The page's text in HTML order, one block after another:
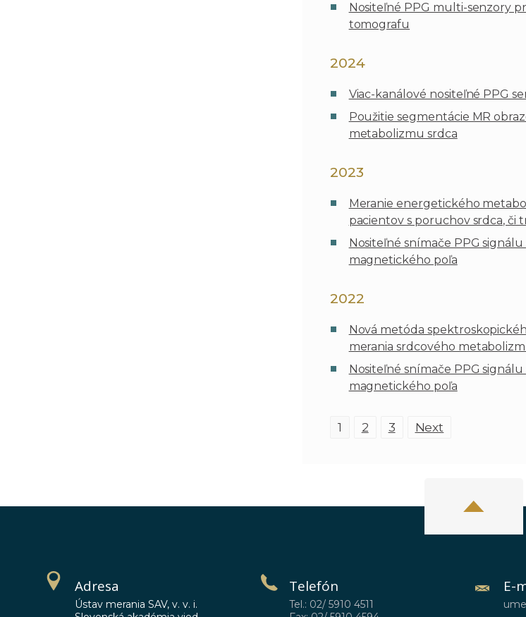
Nositeľné PPG multi-senzory
tomografu
2024
Viac-kanálové nositeľné PPG
Použitie segmentácie MR
metabolizmu srdca
2023
Meranie energetického
pacientov s poruchov srdca, či
Nositeľné snímače PPG
magnetického poľa
2022
Nová metóda
merania srdcového
Nositeľné snímače PPG
magnetického poľa
N
n
1 2 3 Next
Adresa
Ústav merania SAV, v. v. i.
Telefón
Tel.: 02/ 5910 4511
E-